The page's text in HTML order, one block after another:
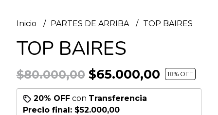
Inicio PARTES DE ARRIBA TOP BAIRES
TOP BAIRES
$80.000,00$65.000,00 18% OFF
20% OFFcon Transferencia
Precio final: $52.000,00